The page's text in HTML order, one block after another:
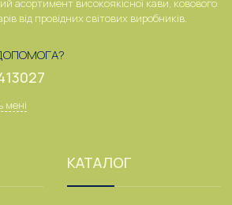
від провідних світових виробників.
мені
КАТАЛОГ